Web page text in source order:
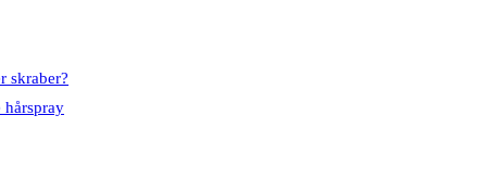
skraber?
hårspray